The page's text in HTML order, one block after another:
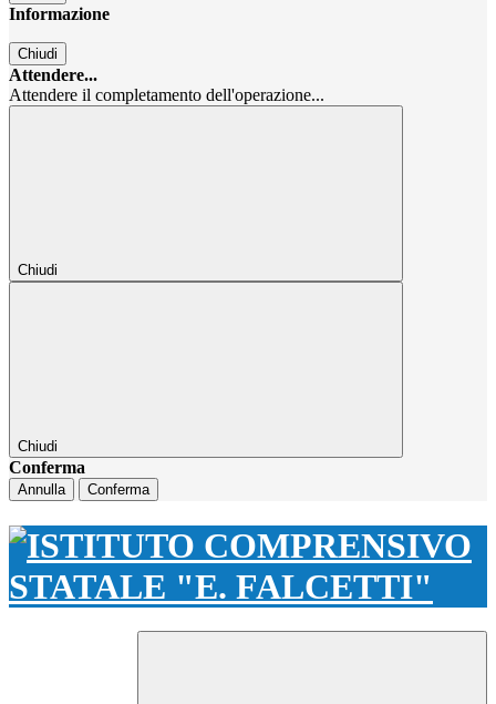
Informazione
Chiudi
Attendere...
Attendere il completamento dell'operazione...
Chiudi
Chiudi
Conferma
Annulla Conferma